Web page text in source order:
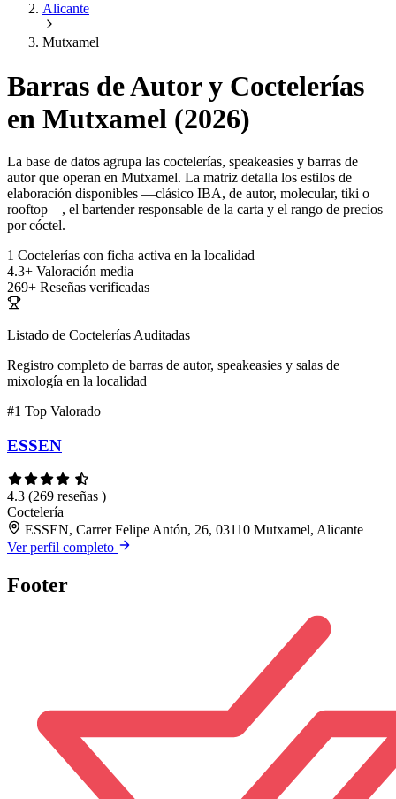
Alicante
Mutxamel
Barras de Autor y Coctelerías
en Mutxamel (2026)
La base de datos agrupa las coctelerías, speakeasies y barras de
autor que operan en Mutxamel. La matriz detalla los estilos de
elaboración disponibles —clásico IBA, de autor, molecular, tiki o
rooftop—, el bartender responsable de la carta y el rango de precios
por cóctel.
1 Coctelerías con ficha activa en la localidad
4.3+ Valoración media
269+ Reseñas verificadas
Listado de Coctelerías Auditadas
Registro completo de barras de autor, speakeasies y salas de
mixología en la localidad
#1 Top Valorado
ESSEN
4.3 (269 reseñas )
Coctelería
ESSEN, Carrer Felipe Antón, 26, 03110 Mutxamel, Alicante
Ver perfil completo
Footer